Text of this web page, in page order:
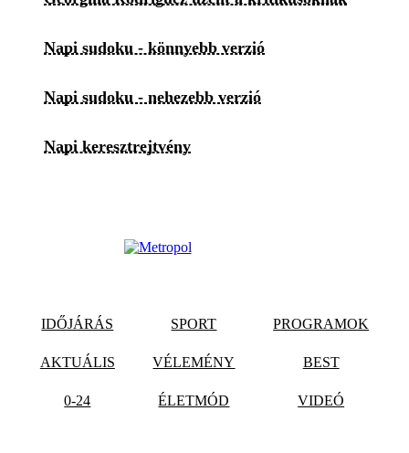
Napi sudoku - könnyebb verzió
Napi sudoku - nehezebb verzió
Napi keresztrejtvény
IDŐJÁRÁS SPORT PROGRAMOK
AKTUÁLIS VÉLEMÉNY BEST
0-24 ÉLETMÓD VIDEÓ